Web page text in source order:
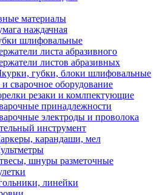
материалы
наждачная
шлифовальные
листа абразивного
листов абразивных
губки, блоки шлифовальные
и сварочное оборудование
резаки и комлпектующие
принадлежности
электроды и проволока
инструмент
карандаши, мел
шнуры разметочные
линейки